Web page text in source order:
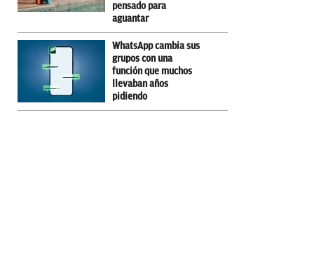
pensado para
aguantar
WhatsApp cambia sus
grupos con una
función que muchos
llevaban años
pidiendo